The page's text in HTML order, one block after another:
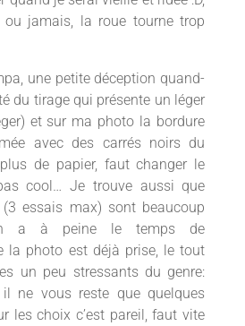
ou jamais, la roue tourne trop
une petite déception quand-
du tirage qui présente un léger
et sur ma photo la bordure
avec des carrés noirs du
de papier, faut changer le
cool… Je trouve aussi que
essais max) sont beaucoup
a à peine le temps de
la photo est déjà prise, le tout
un peu stressants du genre:
il ne vous reste que quelques
les choix c’est pareil, faut vite